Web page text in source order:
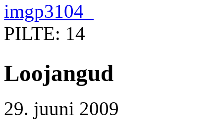
imgp3104
PILTE: 14
Loojangud
29. juuni 2009